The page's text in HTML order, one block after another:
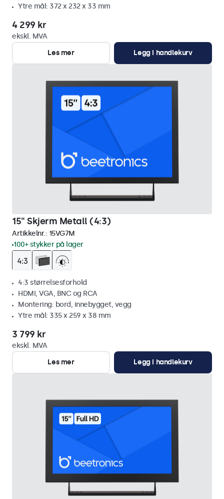
Ytre mål: 372 x 232 x 33 mm
4 299 kr
ekskl. MVA
Les mer
Legg i handlekurv
15" Skjerm Metall (4:3)
Artikkelnr.: 15VG7M
100+ stykker på lager
4:3 størrelsesforhold
HDMI, VGA, BNC og RCA
Montering: bord, innebygget, vegg
Ytre mål: 335 x 259 x 38 mm
3 799 kr
ekskl. MVA
Les mer
Legg i handlekurv